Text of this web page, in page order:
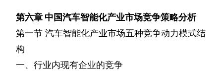
第六章 中国汽车智能化产业市场竞争策略分析
第一节 汽车智能化产业市场五种竞争动力模式结
构
一、行业内现有企业的竞争